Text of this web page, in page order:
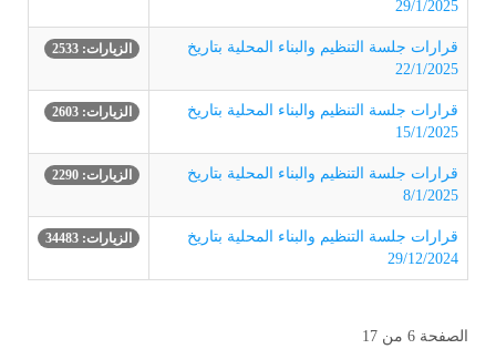
29/1/2025
قرارات جلسة التنظيم والبناء المحلية بتاريخ
22/1/2025
الزيارات: 2533
قرارات جلسة التنظيم والبناء المحلية بتاريخ
15/1/2025
الزيارات: 2603
قرارات جلسة التنظيم والبناء المحلية بتاريخ
8/1/2025
الزيارات: 2290
قرارات جلسة التنظيم والبناء المحلية بتاريخ
29/12/2024
الزيارات: 34483
الصفحة 6 من 17